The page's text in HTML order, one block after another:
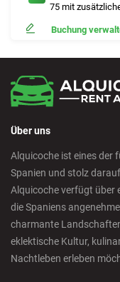
75 mit
Buchung
Über uns
Alquicoche ist eines der
Spanien und stolz
Alquicoche verfügt über
die Spaniens
charmante
eklektische Kultur,
Nachtleben erleben